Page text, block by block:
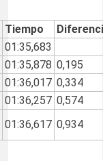
Tiempo
01:35,683
01:35,878 0,195
01:36,017 0,334
01:36,257 0,574
01:36,617 0,934